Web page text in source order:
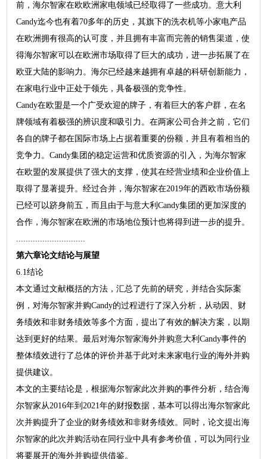
前，海尔智家在欧欧洲家电领域已经取得了一些成功。意大利
Candy迄今也有着70多年的历史，其旗下的洗衣机等小家电产品
在欧洲拥有很高的认可度，并且拥有丰富而完善的销售渠道，使
得海尔智家可以在欧洲市场取得了巨大的成功，进一步拓展了在
欧亚大陆的影响力。海尔已经越来越拥有卓越的科研创新能力，
在家电行业中正处于领先，具备极强的竞争性。
Candy在欧盟是一个广受欢迎的牌子，有着巨大的客户群，在名
牌领域有着极强的辨识度和吸引力。在两家公司合并之前，它们
各自的牌子都在国际市场上占据着重要的份额，并且有着相当的
竞争力。Candy集团的稳定运营和优质资源的引入，为海尔智家
在欧盟的发展提供了强大的支撑，使其在经营业绩和企业价值上
取得了显著提升。经过合并，海尔智家在2019年的西欧市场份额
已经可以跻身前五，而且由于与意大利Candy集团的更加深度的
合作，海尔智家在欧洲的市场地位预计也将得到进一步的提升。
.............................
第六章论文结论与展望
6.1结论
本文通过文献概括的方法，汇总了先前的研究，并结合实际案
例，对海尔智家并购Candy的过程进行了深入分析，从动因、财
务绩效和非财务绩效等多个方面，提出了有效的解决方案，以期
达到更好的结果。最后对海尔智家海外并购意大利Candy事件的
整体绩效进行了总体的评价并基于此对未来家电行业的海外并购
提供建议。
本文的主要结论是，根据海尔智家此次并购的事件分析，结合海
尔智家从2016年到2021年的财报数据，基本可以得出海尔智家此
次并购提升了企业的财务绩效和非财务绩效。同时，论文提出海
尔智家的此次并购活动在同行业中具有参考价值，可以为同行业
将要展开的海外并购提供借鉴。